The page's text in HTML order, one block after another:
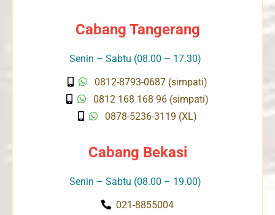
Cabang Tangerang
Senin – Sabtu (08.00 – 17.30)
0812-8793-0687 (simpati)
0812 168 168 96 (simpati)
0878-5236-3119 (XL)
Cabang Bekasi
Senin – Sabtu (08.00 – 19.00)
021-8855004